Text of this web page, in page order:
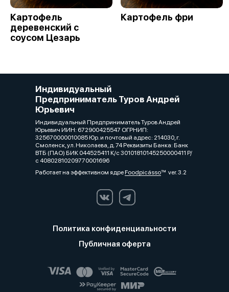
Картофель
деревенский с
соусом Цезарь
Картофель фри
Индивидуальный
Предприниматель Туров Андрей
Юрьевич
Индивидуальный Предприниматель Туров Андрей
Юрьевич ИИН: 672900425547 ОГРНИП:
325670000010085 Юр. и почтовый адрес: 214030, г.
Смоленск, ул. Николаева, д. 74 Реквизиты Банка: Банк
ВТБ (ПАО) БИК 044525411 К/с 30101810145250000411 Р/
с 40802810209770001696
Работает на эффективном ядреFoodpicássover. 3.2
Политика конфиденциальности
Публичная оферта